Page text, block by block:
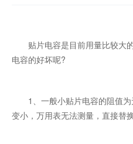
贴片电容是目前用量比较大
电容的好坏呢?
1、一般小贴片电容的阻值为
变小，万用表无法测量，直接替换